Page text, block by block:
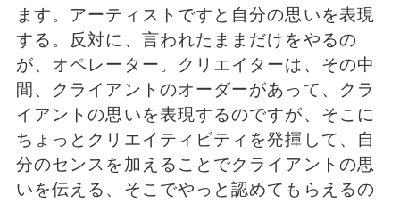
ます。アーティストですと自分の思いを表現
する。反対に、言われたままだけをやるの
が、オペレーター。クリエイターは、その中
間、クライアントのオーダーがあって、クラ
イアントの思いを表現するのですが、そこに
ちょっとクリエイティビティを発揮して、自
分のセンスを加えることでクライアントの思
いを伝える、そこでやっと認めてもらえるの